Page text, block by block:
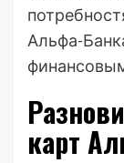
Альфа-
карт